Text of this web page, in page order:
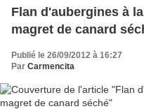
Flan d'aubergines à
magret de canard
Publié le 26/09/2012 à 16:27
Par Carmencita